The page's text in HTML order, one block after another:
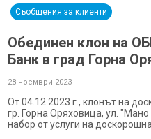
Съобщения за клиенти
Обединен клон на
Банк в град Горна
28 ноември 2023
От 04.12.2023 г., клонът на
гр. Горна Оряховица, ул.
набор от услуги на